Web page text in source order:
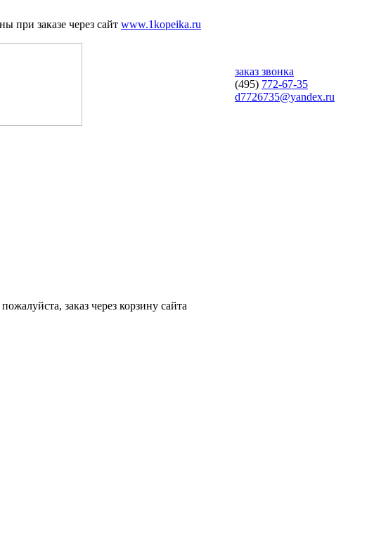
при заказе через сайт www.1kopeika.ru
заказ звонка
(495) 772-67-35
d7726735@yandex.ru
заказ через корзину сайта